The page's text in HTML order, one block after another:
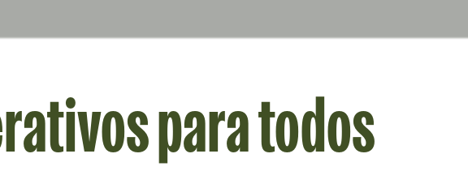
para todos